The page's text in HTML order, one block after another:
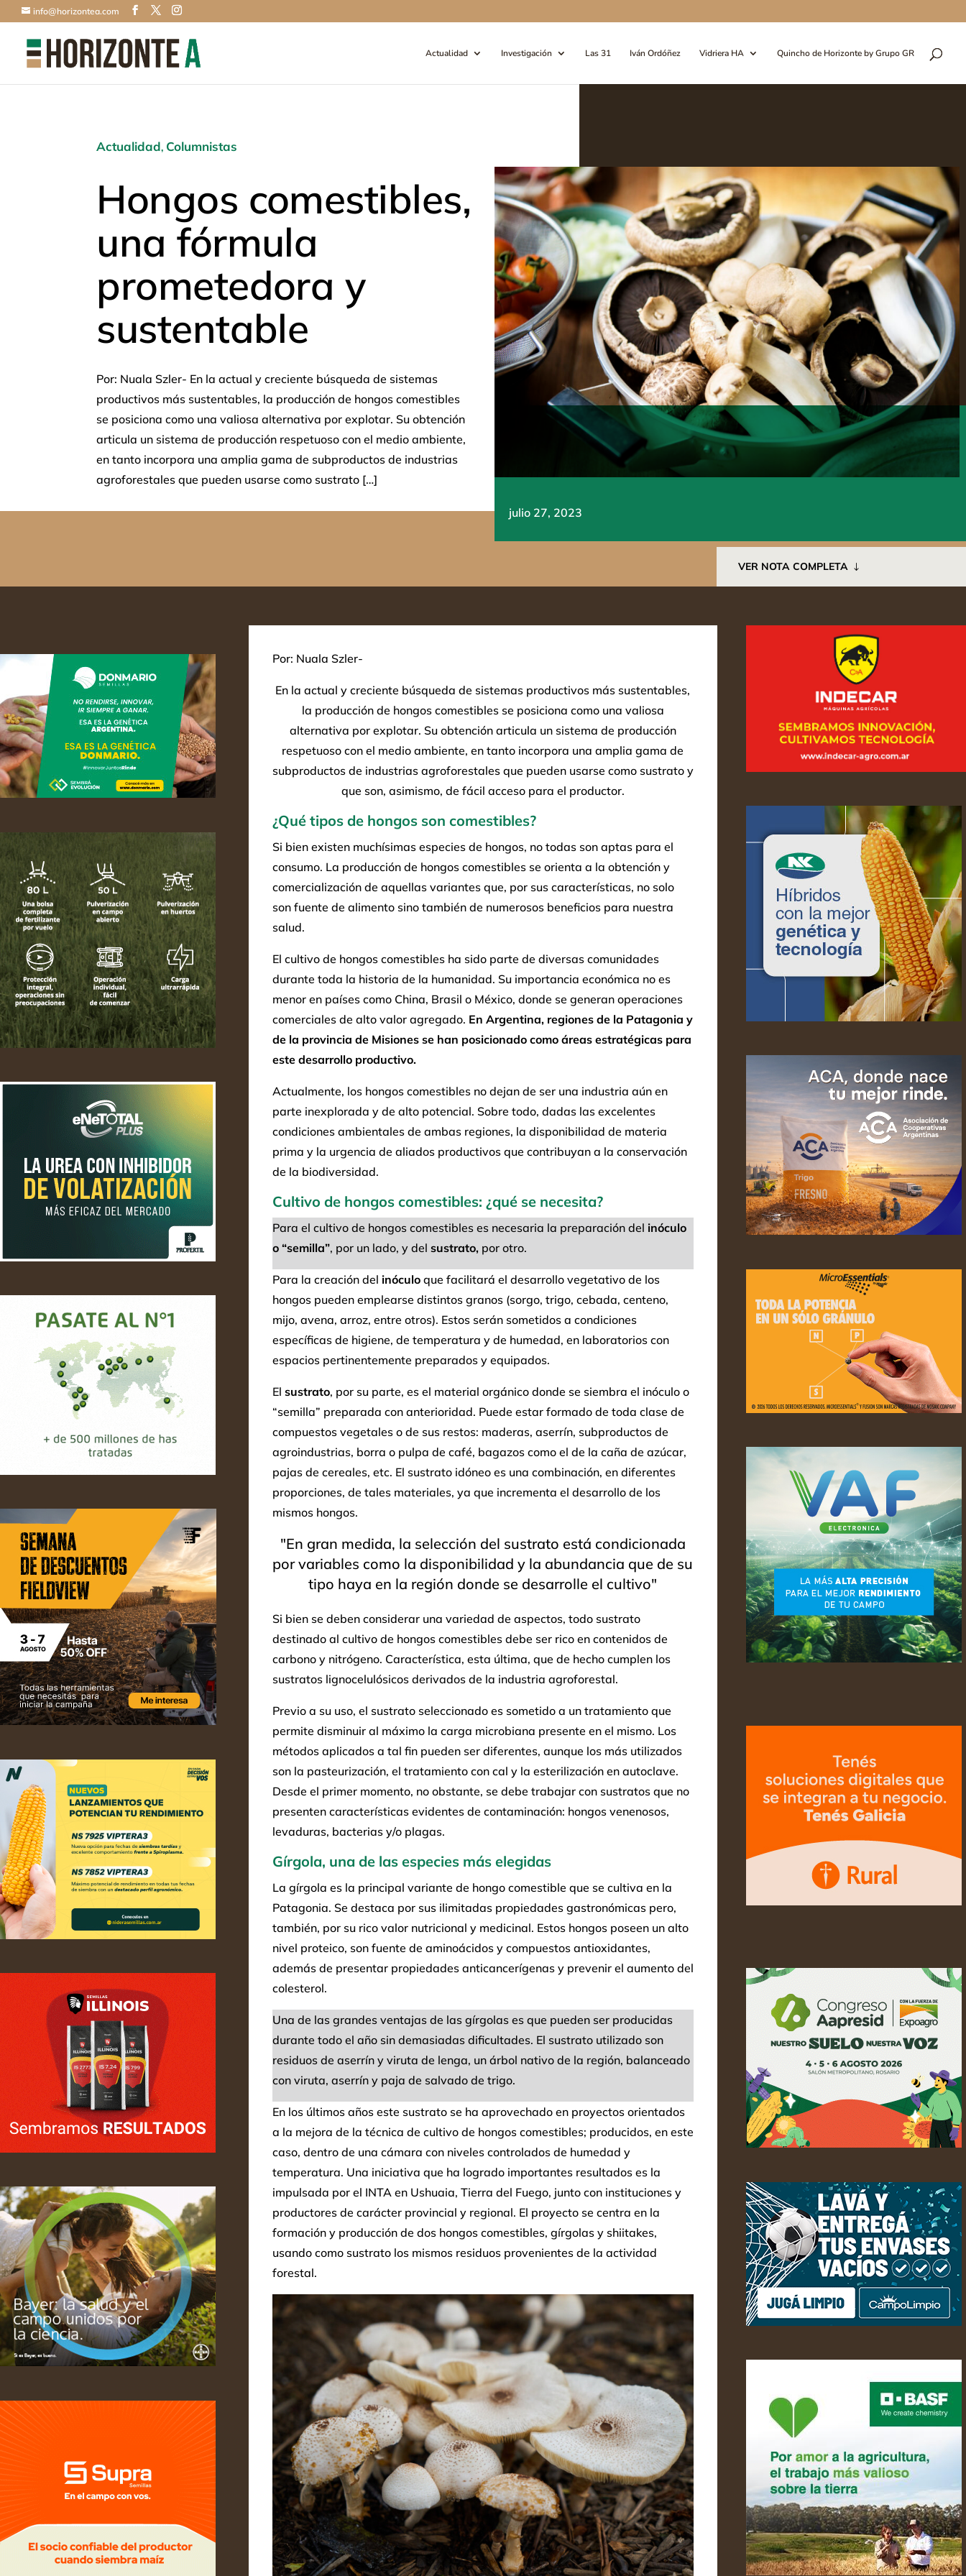
info@horizontea.com
Actualidad Investigación Las 31 Iván Ordóñez Vidriera HA Quincho de Horizonte by Grupo GR
Actualidad, Columnistas
Hongos comestibles,
una fórmula
prometedora y
sustentable
Por: Nuala Szler- En la actual y creciente búsqueda de sistemas
productivos más sustentables, la producción de hongos comestibles
se posiciona como una valiosa alternativa por explotar. Su obtención
articula un sistema de producción respetuoso con el medio ambiente,
en tanto incorpora una amplia gama de subproductos de industrias
agroforestales que pueden usarse como sustrato […]
julio 27, 2023
VER NOTA COMPLETA
Por: Nuala Szler-
En la actual y creciente búsqueda de sistemas productivos más sustentables,
la producción de hongos comestibles se posiciona como una valiosa
alternativa por explotar. Su obtención articula un sistema de producción
respetuoso con el medio ambiente, en tanto incorpora una amplia gama de
subproductos de industrias agroforestales que pueden usarse como sustrato y
que son, asimismo, de fácil acceso para el productor.
¿Qué tipos de hongos son comestibles?
Si bien existen muchísimas especies de hongos, no todas son aptas para el
consumo. La producción de hongos comestibles se orienta a la obtención y
comercialización de aquellas variantes que, por sus características, no solo
son fuente de alimento sino también de numerosos beneficios para nuestra
salud.
El cultivo de hongos comestibles ha sido parte de diversas comunidades
durante toda la historia de la humanidad. Su importancia económica no es
menor en países como China, Brasil o México, donde se generan operaciones
comerciales de alto valor agregado. En Argentina, regiones de la Patagonia y
de la provincia de Misiones se han posicionado como áreas estratégicas para
este desarrollo productivo.
Actualmente, los hongos comestibles no dejan de ser una industria aún en
parte inexplorada y de alto potencial. Sobre todo, dadas las excelentes
condiciones ambientales de ambas regiones, la disponibilidad de materia
prima y la urgencia de aliados productivos que contribuyan a la conservación
de la biodiversidad.
Cultivo de hongos comestibles: ¿qué se necesita?
Para el cultivo de hongos comestibles es necesaria la preparación del inóculo
o “semilla”, por un lado, y del sustrato,por otro.
Para la creación del inóculo que facilitará el desarrollo vegetativo de los
hongos pueden emplearse distintos granos (sorgo, trigo, cebada, centeno,
mijo, avena, arroz, entre otros). Estos serán sometidos a condiciones
específicas de higiene, de temperatura y de humedad, en laboratorios con
espacios pertinentemente preparados y equipados.
El sustrato, por su parte, es el material orgánico donde se siembra el inóculo o
“semilla” preparada con anterioridad. Puede estar formado de toda clase de
compuestos vegetales o de sus restos: maderas, aserrín, subproductos de
agroindustrias, borra o pulpa de café, bagazos como el de la caña de azúcar,
pajas de cereales, etc. El sustrato idóneo es una combinación, en diferentes
proporciones, de tales materiales, ya que incrementa el desarrollo de los
mismos hongos.
"En gran medida, la selección del sustrato está condicionada
por variables como la disponibilidad y la abundancia que de su
tipo haya en la región donde se desarrolle el cultivo"
Si bien se deben considerar una variedad de aspectos, todo sustrato
destinado al cultivo de hongos comestibles debe ser rico en contenidos de
carbono y nitrógeno. Característica, esta última, que de hecho cumplen los
sustratos lignocelulósicos derivados de la industria agroforestal.
Previo a su uso, el sustrato seleccionado es sometido a un tratamiento que
permite disminuir al máximo la carga microbiana presente en el mismo. Los
métodos aplicados a tal fin pueden ser diferentes, aunque los más utilizados
son la pasteurización, el tratamiento con cal y la esterilización en autoclave.
Desde el primer momento, no obstante, se debe trabajar con sustratos que no
presenten características evidentes de contaminación: hongos venenosos,
levaduras, bacterias y/o plagas.
Gírgola, una de las especies más elegidas
La gírgola es la principal variante de hongo comestible que se cultiva en la
Patagonia. Se destaca por sus ilimitadas propiedades gastronómicas pero,
también, por su rico valor nutricional y medicinal. Estos hongos poseen un alto
nivel proteico, son fuente de aminoácidos y compuestos antioxidantes,
además de presentar propiedades anticancerígenas y prevenir el aumento del
colesterol.
Una de las grandes ventajas de las gírgolas es que pueden ser producidas
durante todo el año sin demasiadas dificultades. El sustrato utilizado son
residuos de aserrín y viruta de lenga, un árbol nativo de la región, balanceado
con viruta, aserrín y paja de salvado de trigo.
En los últimos años este sustrato se ha aprovechado en proyectos orientados
a la mejora de la técnica de cultivo de hongos comestibles; producidos, en este
caso, dentro de una cámara con niveles controlados de humedad y
temperatura. Una iniciativa que ha logrado importantes resultados es la
impulsada por el INTA en Ushuaia, Tierra del Fuego, junto con instituciones y
productores de carácter provincial y regional. El proyecto se centra en la
formación y producción de dos hongos comestibles, gírgolas y shiitakes,
usando como sustrato los mismos residuos provenientes de la actividad
forestal.